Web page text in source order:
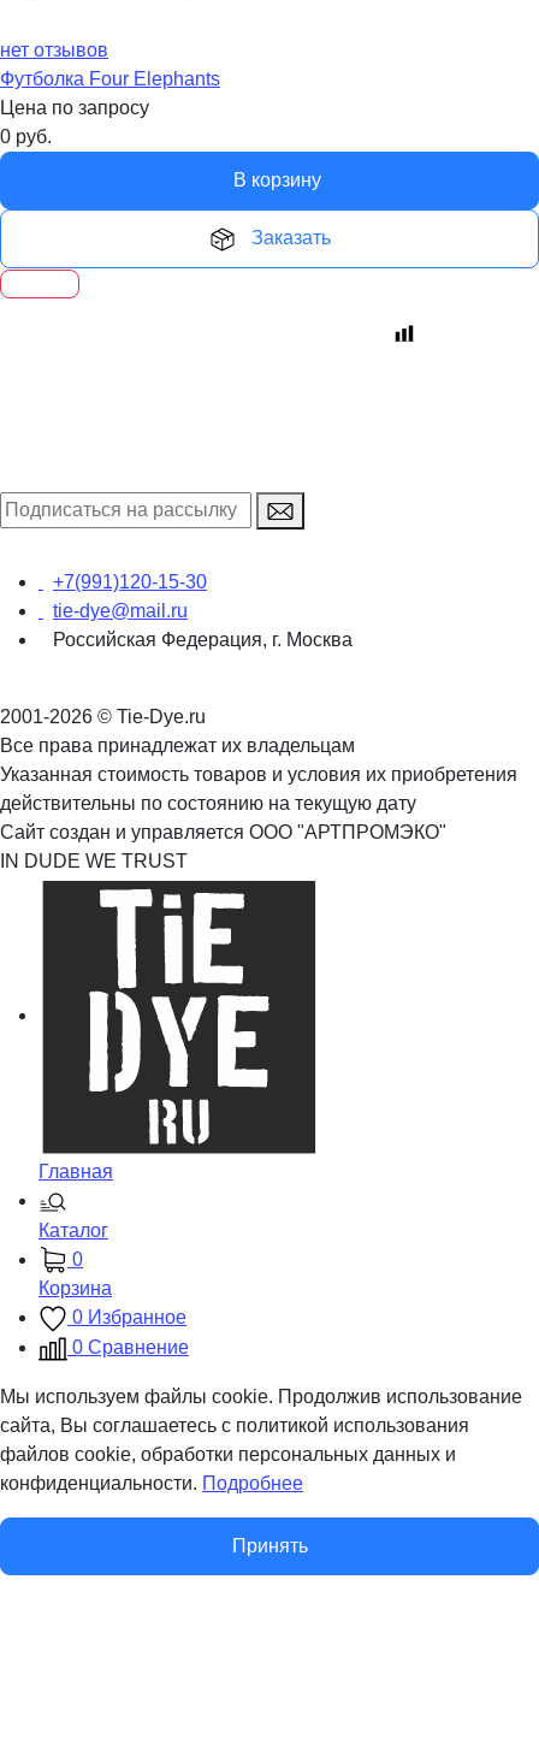
нет отзывов
Футболка Four Elephants
Цена по запросу
0 руб.
В корзину
Заказать
+7(991)120-15-30
tie-dye@mail.ru
Российская Федерация, г. Москва
2001-2026 © Tie-Dye.ru
Все права принадлежат их владельцам
Указанная стоимость товаров и условия их приобретения
действительны по состоянию на текущую дату
Сайт создан и управляется ООО "АРТПРОМЭКО"
IN DUDE WE TRUST
Главная
Каталог
0
Корзина
0 Избранное
0 Сравнение
Мы используем файлы cookie. Продолжив использование
сайта, Вы соглашаетесь с политикой использования
файлов cookie, обработки персональных данных и
конфиденциальности. Подробнее
Принять